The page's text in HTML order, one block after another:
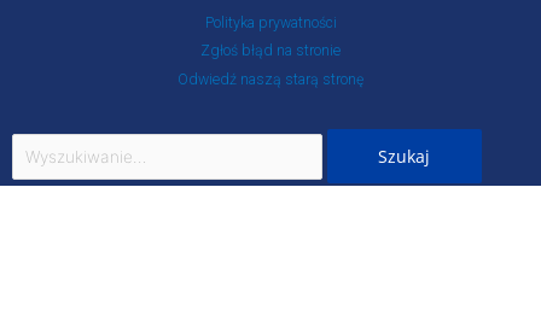
Polityka prywatności
Zgłoś błąd na stronie
Odwiedź naszą starą stronę
Szukaj
dla: